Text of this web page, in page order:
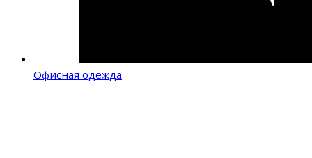
Офисная одежда